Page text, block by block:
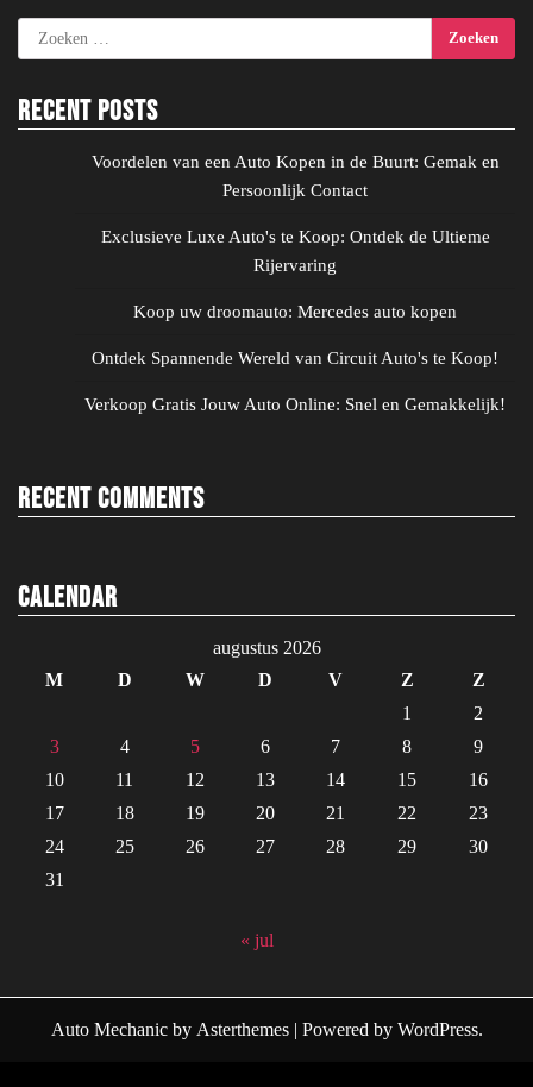
Zoeken
naar:
Recent Posts
Voordelen van een Auto Kopen in de Buurt: Gemak en
Persoonlijk Contact
Exclusieve Luxe Auto's te Koop: Ontdek de Ultieme
Rijervaring
Koop uw droomauto: Mercedes auto kopen
Ontdek Spannende Wereld van Circuit Auto's te Koop!
Verkoop Gratis Jouw Auto Online: Snel en Gemakkelijk!
Recent Comments
Calendar
augustus 2026
M
D W D V Z
Z
1
2
3
4 5 6 7 8
9
10
11 12 13 14 15
16
17
18 19 20 21 22
23
24
25 26 27 28 29
30
31
« jul
Auto Mechanicby Asterthemes| Powered by WordPress.